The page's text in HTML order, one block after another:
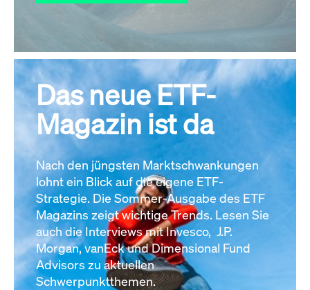
Alle Events
Das neue ETF-
Magazin ist da
Nach den jüngsten Marktschwankungen
lohnt ein Blick auf die eigene ETF-
Strategie. Die Sommer-Ausgabe des ETF
Magazins zeigt wichtige Trends. Lesen Sie
auch die Interviews mit Invesco, J.P.
Morgan, vanEck und Dimensional Fund
Advisors zu aktuellen
Schwerpunktthemen.